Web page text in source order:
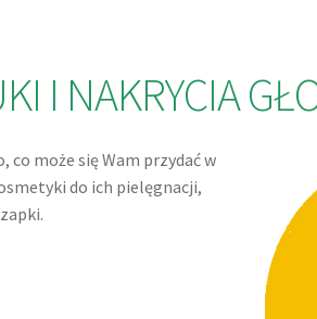
I NAKRYCIA
może się Wam przydać w
do ich pielęgnacji,